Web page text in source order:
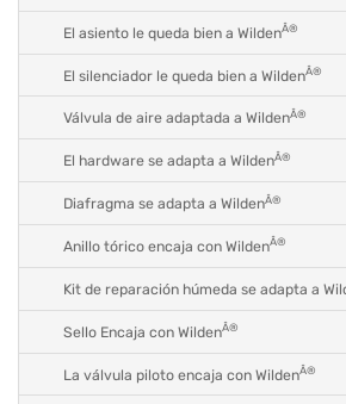
El asiento le queda bien a WildenÂ®
El silenciador le queda bien a WildenÂ®
Válvula de aire adaptada a WildenÂ®
El hardware se adapta a WildenÂ®
Diafragma se adapta a WildenÂ®
Anillo tórico encaja con WildenÂ®
Kit de reparación húmeda se adapta a
Sello Encaja con WildenÂ®
La válvula piloto encaja con WildenÂ®